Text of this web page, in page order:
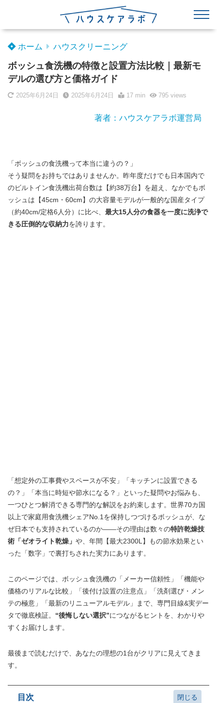
ホーム ハウスクリーニング
ボッシュ食洗機の特徴と設置方法比較｜最新モ
デルの選び方と価格ガイド
2025年6月24日 2025年6月24日 17 min 795views
著者：ハウスケアラボ運営局
「ボッシュの食洗機って本当に違うの？」
そう疑問をお持ちではありませんか。昨年度だけでも日本国内で
のビルトイン食洗機出荷台数は【約38万台】を超え、なかでもボ
ッシュは【45cm・60cm】の大容量モデルが一般的な国産タイプ
（約40cm/定格6人分）に比べ、 最大15人分の食器を一度に洗浄で
きる圧倒的な収納力を誇ります。
「想定外の工事費やスペースが不安」「キッチンに設置できる
の？」「本当に時短や節水になる？」といった疑問やお悩みも、
一つひとつ解消できる専門的な解説をお約束します。世界70カ国
以上で家庭用食洗機シェアNo.1を保持しつづけるボッシュが、な
ぜ日本でも支持されているのか——その理由は数々の特許乾燥技
術「ゼオライト乾燥」 や、年間【最大2300L】もの節水効果とい
った「数字」で裏打ちされた実力にあります。
このページでは、ボッシュ食洗機の「メーカー信頼性」「機能や
価格のリアルな比較」「後付け設置の注意点」「洗剤選び・メン
テの極意」「最新のリニューアルモデル」まで、専門目線&実デー
タで徹底検証。 “後悔しない選択”につながるヒントを、わかりや
すくお届けします。
最後まで読むだけで、あなたの理想の1台がクリアに見えてきま
す。
目次